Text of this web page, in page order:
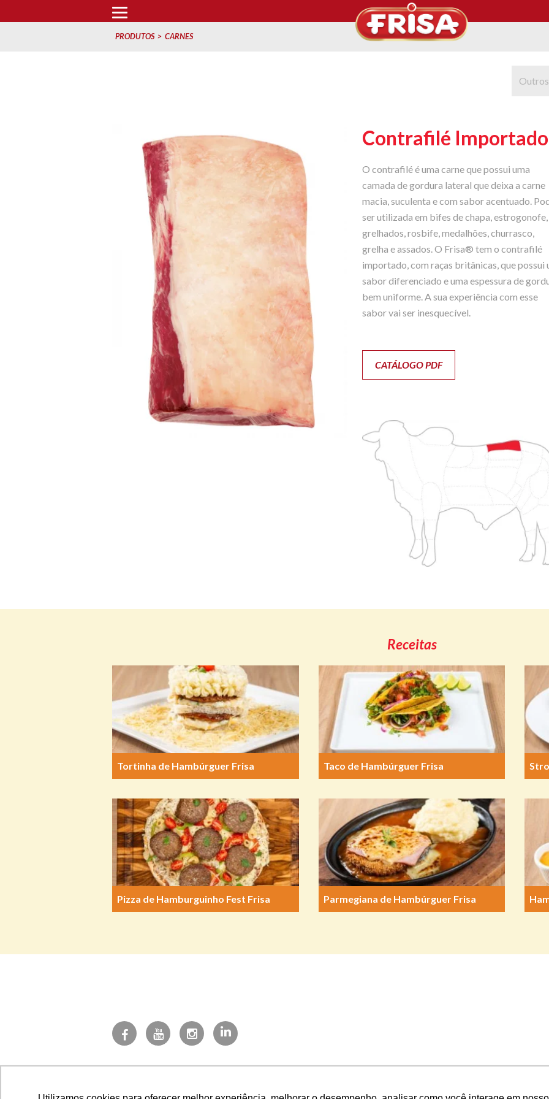
PRODUTOS CARNES
Contrafilé Importado
O contrafilé é uma carne que possui uma
camada de gordura lateral que deixa a carne
macia, suculenta e com sabor acentuado.
ser utilizada em bifes de chapa, estrogonofe,
grelhados, rosbife, medalhões, churrasco,
grelha e assados. O Frisa® tem o contrafilé
importado, com raças britânicas, que possui
sabor diferenciado e uma espessura de
bem uniforme. A sua experiência com esse
sabor vai ser inesquecível.
CATÁLOGO PDF
Receitas
Tortinha de Hambúrguer Frisa Taco de Hambúrguer Frisa
Pizza de Hamburguinho Fest Frisa Parmegiana de Hambúrguer Frisa